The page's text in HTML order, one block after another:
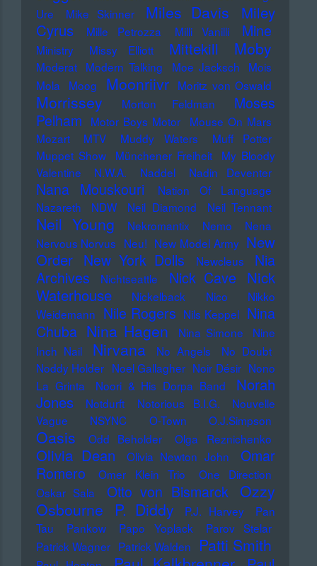
Ure
Mike Skinner Miles Davis
Miley
Cyrus
Mille Petrozza Milli Vanilli Mine
Ministry Missy Elliott Mittekill Moby
Moderat Modern Talking Moe Jacksch
Mois
Mola
Moog Moonriivr Moritz von Oswald
Morrissey Morton Feldman
Moses
Pelham
Motor Boys Motor
Mouse On Mars
Mozart
MTV Muddy Waters
Muff Potter
Muppet Show
Münchener Freiheit
My Bloody
Valentine
N.W.A. Naddel Nadin Deventer
Nana Mouskouri
Nation Of Language
Nazareth
NDW Neil Diamond Neil Tennant
Neil Young Nekromantix Nemo
Nena
Nervous Norvus Neu! New Model Army New
Order New York Dolls Newcleus
Nia
Archives
Nichtseattle Nick Cave
Nick
Waterhouse
Nickelback Nico
Nikko
Weidemann Nile Rogers Nils Keppel Nina
Chuba Nina Hagen Nina Simone
Nine
Inch Nail
Nirvana No Angels
No Doubt
Noddy Holder Noel Gallagher Noir Désir Nono
La Grinta
Noori & His Dorpa Band
Norah
Jones
Notdurft Notorious B.I.G.
Nouvelle
Vague
NSYNC O-Town O.J.Simpson
Oasis Odd Beholder Olga Reznichenko
Olivia Dean Olivia Newton John
Omar
Romero
Omer Klein Trio
One Direction
Oskar Sala
Otto von Bismarck Ozzy
Osbourne
P. Diddy P.J. Harvey
Pan
Tau
Pankow Papo Yoplack
Parov Stelar
Patrick Wagner Patrick Walden Patti Smith